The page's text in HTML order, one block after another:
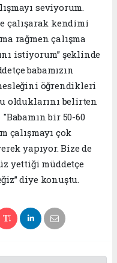
seviyorum.
çalışarak kendimi
rağmen çalışma
istiyorum” şeklinde
babamızın
öğrendikleri
olduklarını belirten
bir 50-60
çalışmayı çok
yapıyor. Bize de
yettiği müddetçe
diye konuştu.